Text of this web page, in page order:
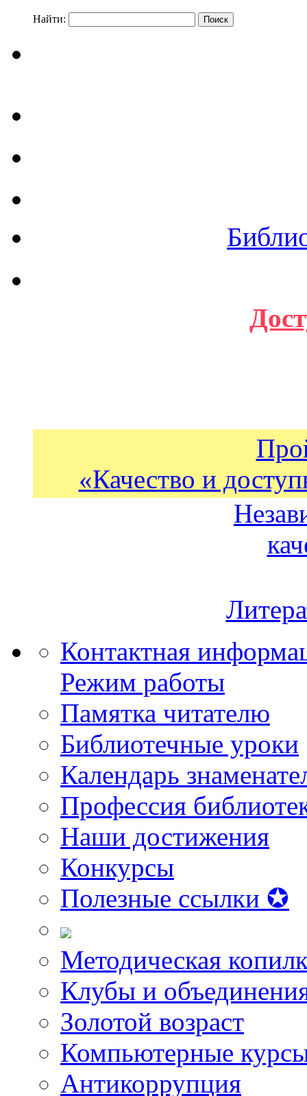
Найти:
«Качество и
Контактная
Режим работы
Памятка читателю
Библиотечные уроки
Календарь
Профессия
Наши достижения
Конкурсы
Полезные ссылки ✪
Методическая
Клубы и
Золотой возраст
Компьютерные
Антикоррупция